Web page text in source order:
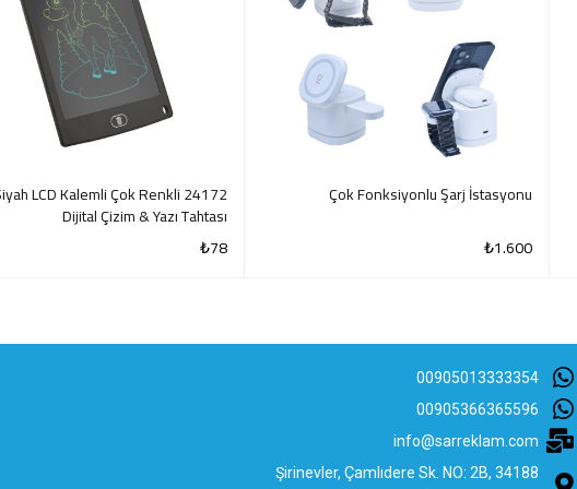
Çok Fonksiyonlu Şarj İstasyonu
₺1.600
Siyah LCD Kalemli Çok Renkli
Dijital Çizim & Yazı Tahtası
₺78
00905013333354
00905366365596
info@sarreklam.com
Şirinevler, Çamlıdere Sk. NO: 2B, 34188